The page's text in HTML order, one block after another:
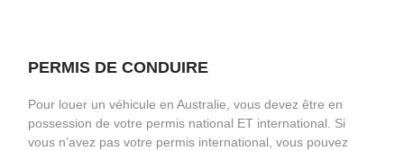
PERMIS DE CONDUIRE
Pour louer un véhicule en Australie, vous devez être en
possession de votre permis national ET international. Si
vous n’avez pas votre permis international, vous pouvez